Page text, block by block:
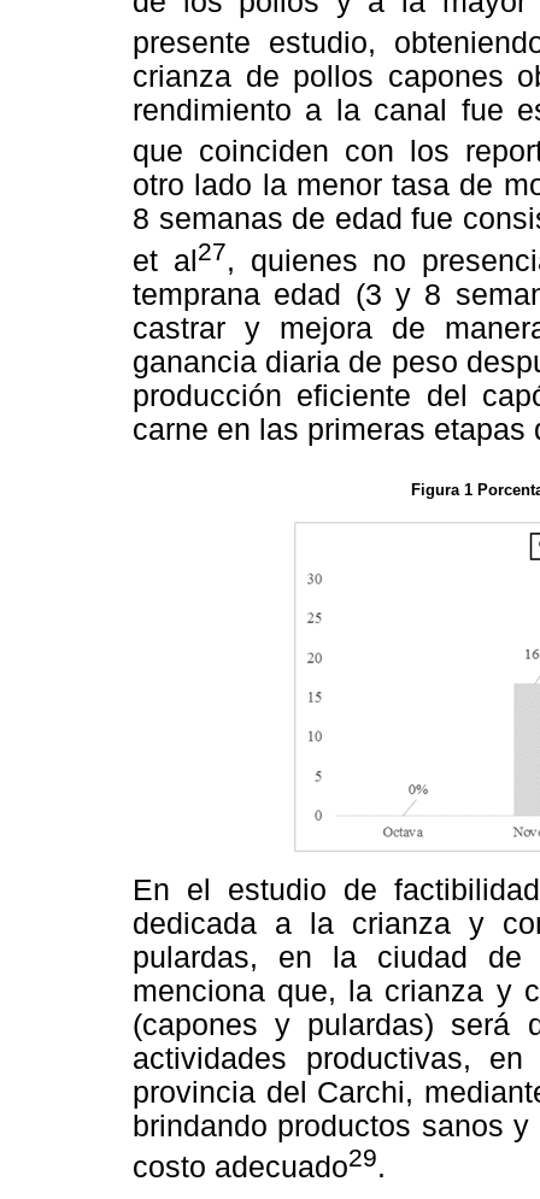
presente estudio,
crianza de pollos capones
rendimiento a la canal fue
que coinciden con los
otro lado la menor tasa de
8 semanas de edad fue
et al27, quienes no
temprana edad (3 y 8
castrar y mejora de
ganancia diaria de peso
producción eficiente del
carne en las primeras etapas
Figura 1
En el estudio de
dedicada a la crianza y
pulardas, en la ciudad de
menciona que, la crianza y
(capones y pulardas) será
actividades productivas,
provincia del Carchi,
brindando productos sanos
costo adecuado29.